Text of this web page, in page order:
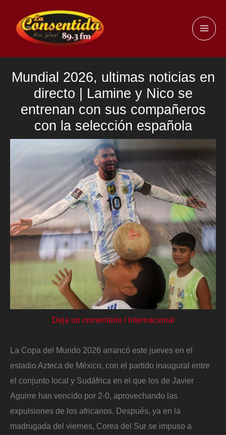
contenido
Mundial 2026, ultimas noticias en
directo | Lamine y Nico se
entrenan con sus compañeros
con la selección española
Deja un comentario / Internacional
La Copa del Mundo 2026 arrancó este jueves en el
estadio Azteca de México, con el partido inaugural entre
el conjunto local y Sudáfrica en el que los de Javier
Aguirre han vencido por 2-0, aprovechando las
expulsiones de los africanos. Después, ya en la
madrugada del viernes, Corea del Sur se impuso a